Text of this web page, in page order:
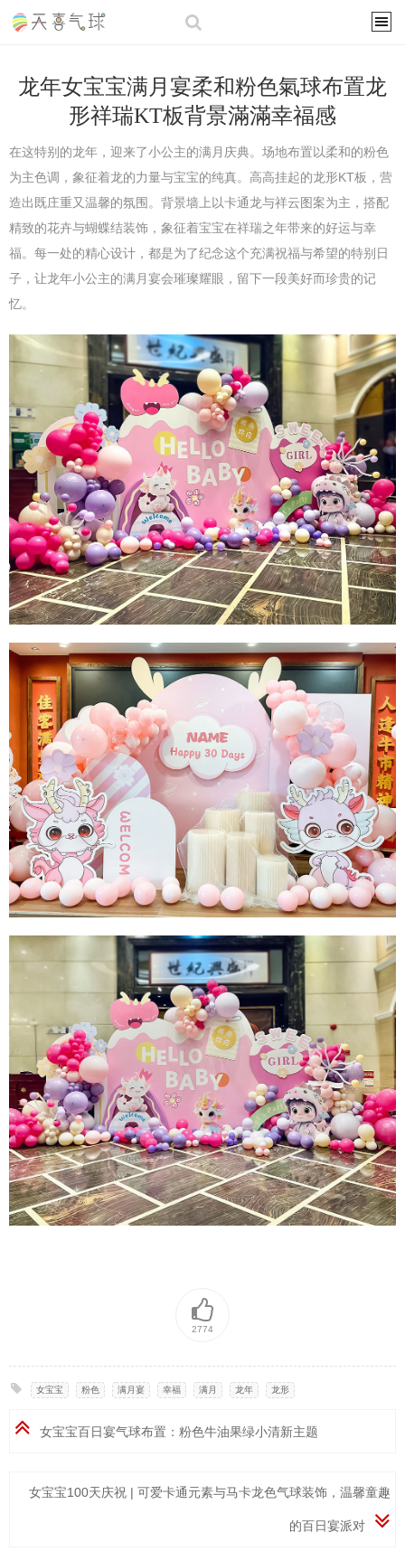
龙年女宝宝满月宴柔和粉色氣球布置龙
形祥瑞KT板背景滿滿幸福感
在这特别的龙年，迎来了小公主的满月庆典。场地布置以柔和的粉色
为主色调，象征着龙的力量与宝宝的纯真。高高挂起的龙形KT板，营
造出既庄重又温馨的氛围。背景墙上以卡通龙与祥云图案为主，搭配
精致的花卉与蝴蝶结装饰，象征着宝宝在祥瑞之年带来的好运与幸
福。每一处的精心设计，都是为了纪念这个充满祝福与希望的特别日
子，让龙年小公主的满月宴会璀璨耀眼，留下一段美好而珍贵的记
忆。
2774
女宝宝 粉色 满月宴 幸福 满月 龙年 龙形
女宝宝百日宴气球布置：粉色牛油果绿小清新主题
女宝宝100天庆祝 | 可爱卡通元素与马卡龙色气球装饰，温馨童趣
的百日宴派对